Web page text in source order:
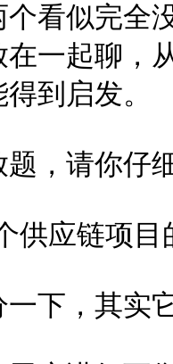
看似完全
在一起聊
到启发。
，请你仔
应链项目
下，其实